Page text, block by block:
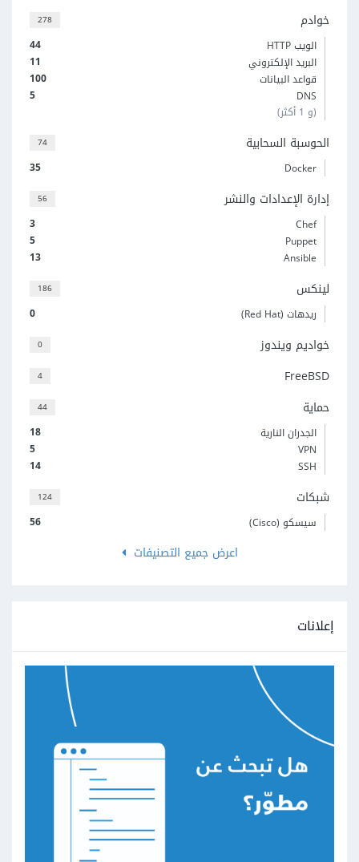
278 خوادم
44
الويب HTTP
11
البريد الإلكتروني
100
قواعد البيانات
5
DNS
(و 1 أكثر)
74 الحوسبة السحابية
35 Docker
56 إدارة الإعدادات والنشر
3
Chef
5
Puppet
13
Ansible
186 لينكس
0 ريدهات (Red Hat)
0 خواديم ويندوز
4 FreeBSD
44 حماية
18
الجدران النارية
5
VPN
14
SSH
124 شبكات
56 سيسكو (Cisco)
اعرض جميع التصنيفات
إعلانات